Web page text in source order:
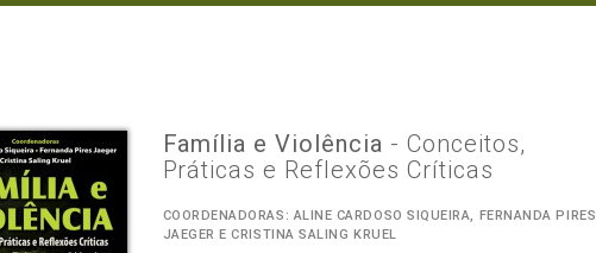
Família e Violência - Conceitos,
Práticas e Reflexões Críticas
COORDENADORAS: ALINE CARDOSO SIQUEIRA, FERNANDA PIRES
JAEGER E CRISTINA SALING KRUEL